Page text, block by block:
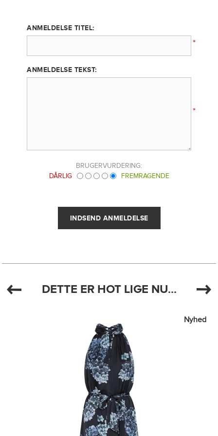
ANMELDELSE TITEL:
*
ANMELDELSE TEKST:
*
BRUGERVURDERING:
DÅRLIG
FREMRAGENDE
DETTE ER HOT LIGE NU...